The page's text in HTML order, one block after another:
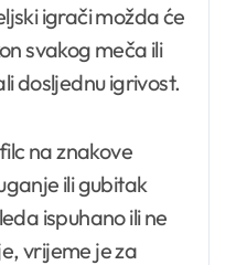
igrači možda će
svakog meča ili
dosljednu igrivost.
na znakove
ili gubitak
ispuhano ili ne
vrijeme je za